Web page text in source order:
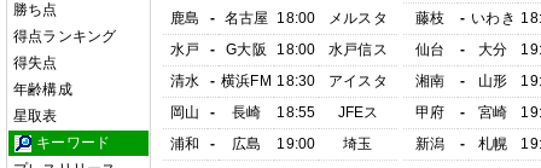
勝ち点
得点ランキング
得失点
年齢構成
星取表
キーワード
鹿島
- 名古屋 18:00
メルスタ
水戸
- G大阪 18:00
水戸信ス
清水
- 横浜FM 18:30
アイスタ
岡山
- 長崎 18:55
JFEス
浦和
- 広島 19:00
埼玉
藤枝
- いわき
仙台
- 大分
湘南
- 山形
甲府
- 宮崎
新潟
- 札幌